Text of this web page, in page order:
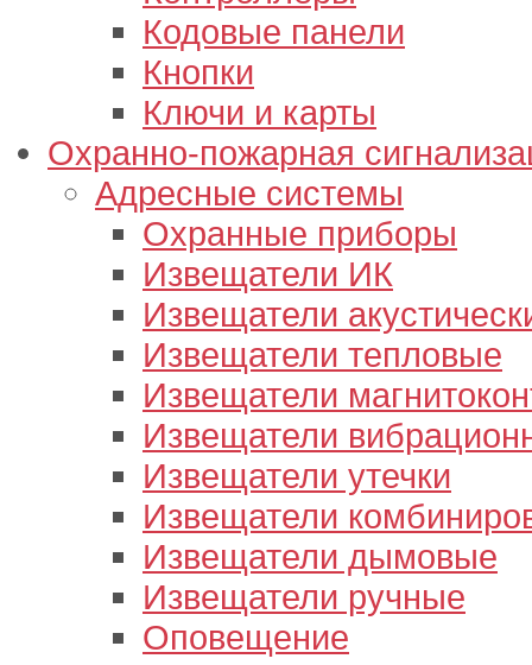
Кодовые панели
Кнопки
Ключи и карты
Охранно-пожарная
Адресные системы
Охранные приборы
Извещатели ИК
Извещатели
Извещатели тепловые
Извещатели
Извещатели
Извещатели утечки
Извещатели
Извещатели дымовые
Извещатели ручные
Оповещение